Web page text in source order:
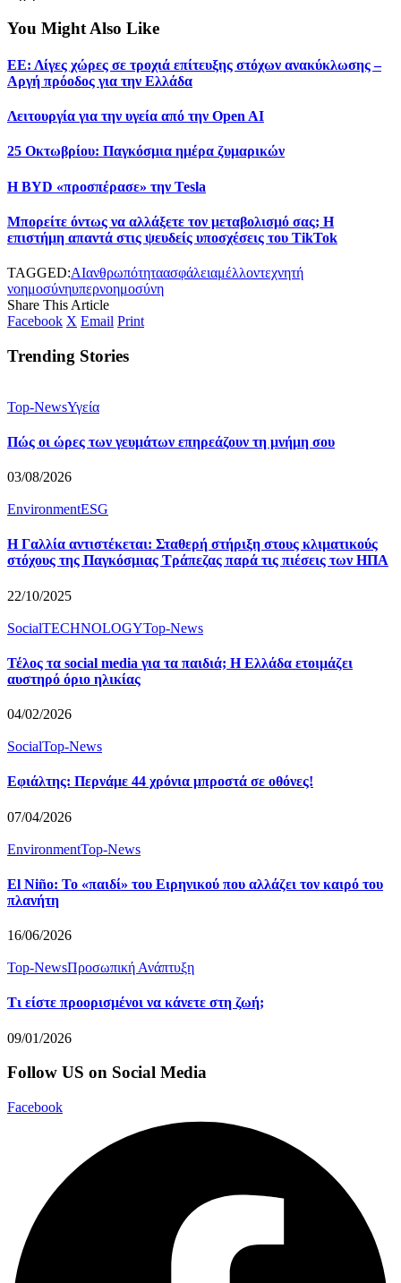
You Might Also Like
ΕΕ: Λίγες χώρες σε τροχιά επίτευξης στόχων ανακύκλωσης –
Αργή πρόοδος για την Ελλάδα
Λειτουργία για την υγεία από την Open AI
25 Οκτωβρίου: Παγκόσμια ημέρα ζυμαρικών
Η BYD «προσπέρασε» την Tesla
Μπορείτε όντως να αλλάξετε τον μεταβολισμό σας; Η
επιστήμη απαντά στις ψευδείς υποσχέσεις του TikTok
TAGGED:AIανθρωπότηταασφάλειαμέλλοντεχνητή
νοημοσύνηυπερνοημοσύνη
Share This Article
Facebook X Email Print
Trending Stories
Top-NewsΥγεία
Πώς οι ώρες των γευμάτων επηρεάζουν τη μνήμη σου
03/08/2026
EnvironmentESG
Η Γαλλία αντιστέκεται: Σταθερή στήριξη στους κλιματικούς
στόχους της Παγκόσμιας Τράπεζας παρά τις πιέσεις των ΗΠΑ
22/10/2025
SocialTECHNOLOGYTop-News
Τέλος τα social media για τα παιδιά; Η Ελλάδα ετοιμάζει
αυστηρό όριο ηλικίας
04/02/2026
SocialTop-News
Εφιάλτης: Περνάμε 44 χρόνια μπροστά σε οθόνες!
07/04/2026
EnvironmentTop-News
El Niño: To «παιδί» του Ειρηνικού που αλλάζει τον καιρό του
πλανήτη
16/06/2026
Top-NewsΠροσωπική Ανάπτυξη
Τι είστε προορισμένοι να κάνετε στη ζωή;
09/01/2026
Follow US on Social Media
Facebook